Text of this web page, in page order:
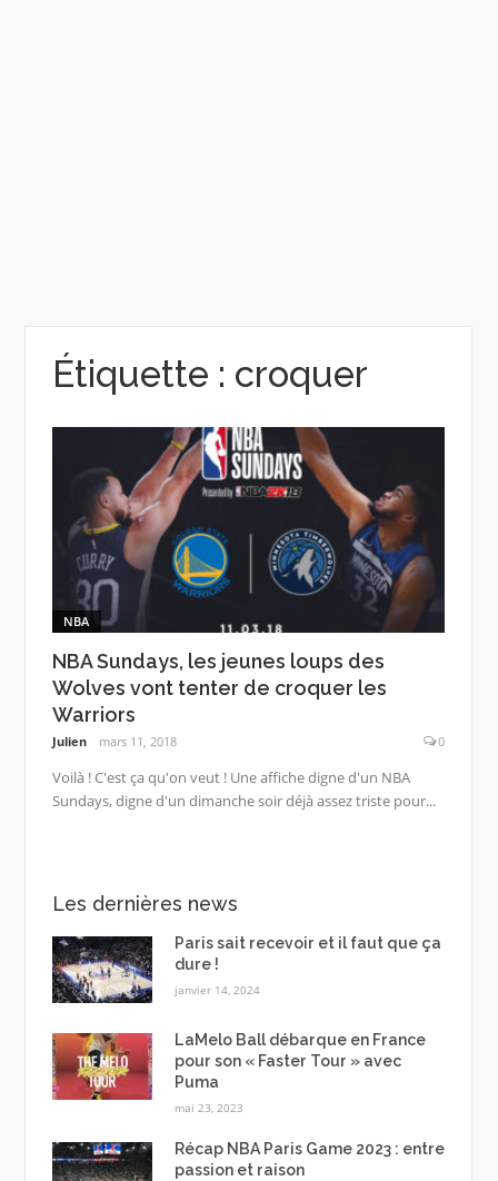
Étiquette : croquer
NBA
NBA Sundays, les jeunes loups des
Wolves vont tenter de croquer les
Warriors
Julien mars 11, 2018 0
Voilà ! C'est ça qu'on veut ! Une affiche digne d'un NBA
Sundays, digne d'un dimanche soir déjà assez triste pour...
Les dernières news
Paris sait recevoir et il faut que ça
dure !
janvier 14, 2024
LaMelo Ball débarque en France
pour son « Faster Tour » avec
Puma
mai 23, 2023
Récap NBA Paris Game 2023 : entre
passion et raison